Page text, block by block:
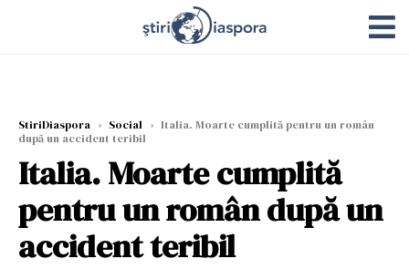
StiriDiaspora › Social › Italia. Moarte cumplită pentru un român
după un accident teribil
Italia. Moarte cumplită
pentru un român după un
accident teribil